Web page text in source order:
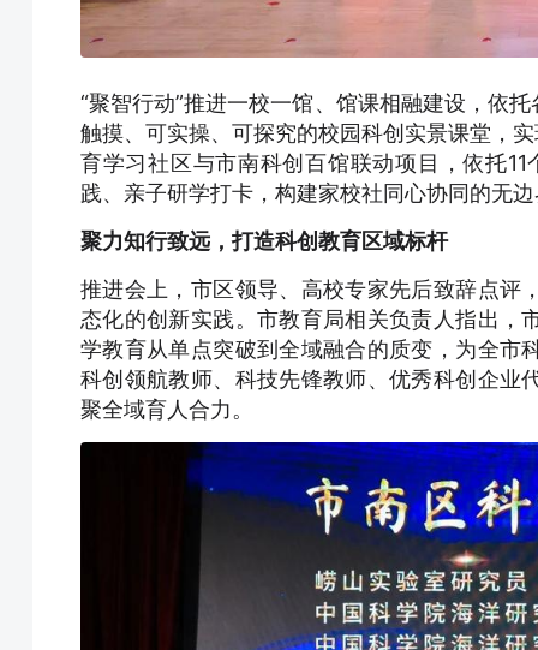
“聚智行动”推进一校一馆、馆课相融建设，依
触摸、可实操、可探究的校园科创实景课堂，
育学习社区与市南科创百馆联动项目，依托
践、亲子研学打卡，构建家校社同心协同的无
聚力知行致远，打造科创教育区域标杆
推进会上，市区领导、高校专家先后致辞点评
态化的创新实践。市教育局相关负责人指出，
学教育从单点突破到全域融合的质变，为全市
科创领航教师、科技先锋教师、优秀科创企业
聚全域育人合力。